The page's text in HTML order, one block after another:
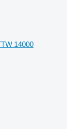
14000